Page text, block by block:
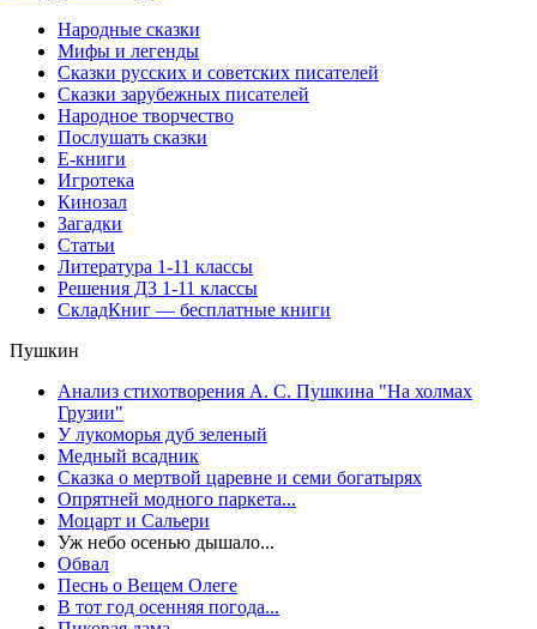
Народные сказки
Мифы и легенды
Сказки русских и советских писателей
Сказки зарубежных писателей
Народное творчество
Послушать сказки
Е-книги
Игротека
Кинозал
Загадки
Статьи
Литература 1-11 классы
Решения ДЗ 1-11 классы
СкладКниг — бесплатные книги
Пушкин
Анализ стихотворения А. С. Пушкина "На холмах
Грузии"
У лукоморья дуб зеленый
Медный всадник
Сказка о мертвой царевне и семи богатырях
Опрятней модного паркета...
Моцарт и Сальери
Уж небо осенью дышало...
Обвал
Песнь о Вещем Олеге
В тот год осенняя погода...